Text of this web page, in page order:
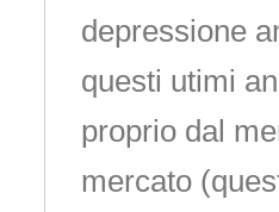
depressione
questi utimi
proprio dal
mercato